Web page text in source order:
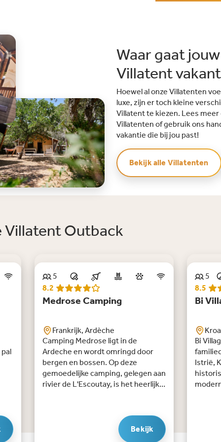
Waar gaat
Villatent
Hoewel al onze Villatenten
luxe, zijn er toch kleine
Villatent te kiezen. Lees
Villatenten of gebruik ons
vakantie die bij jou past!
Bekijk alle Villatenten
Villatent Outback
Bijna nooit vrij in de zomer
5
8.2
Medrose Camping
Frankrijk, Ardèche
Camping Medrose ligt in de
Ardeche en wordt omringd door
bergen en bossen. Op deze
gemoedelijke camping, gelegen aan
rivier de L'Escoutay, is het heerlijk
camping geheel in brocante Ibiza-
stijl. Deze relaxte camping heeft
alles wat je nodig hebt: een goed
Bekijk
Tip
5
8.5
Bi
Bi
Istrië,